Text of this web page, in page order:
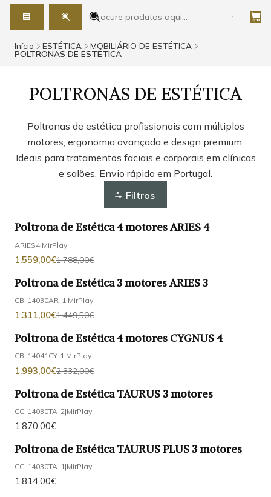
Início ESTÉTICA MOBILIÁRIO DE ESTÉTICA
POLTRONAS DE ESTÉTICA
POLTRONAS DE ESTÉTICA
Poltronas de estética profissionais com múltiplos
motores, ergonomia avançada e design premium.
Ideais para tratamentos faciais e corporais em clínicas
e salões. Envio rápido em Portugal.
Filtros
-13%DESCONTO
Poltrona de Estética 4 motores ARIES 4
ARIES4|MirPlay
1.559,00€1.788,00€
-10%DESCONTO
Poltrona de Estética 3 motores ARIES 3
CB-14030AR-1 |MirPlay
1.311,00€1.449,50€
-15%DESCONTO
Poltrona de Estética 4 motores CYGNUS 4
CB-14041CY-1|MirPlay
1.993,00€2.332,00€
Poltrona de Estética TAURUS 3 motores
CC-14030TA-2|MirPlay
1.870,00€
Poltrona de Estética TAURUS PLUS 3 motores
CC-14030TA-1|MirPlay
1.814,00€